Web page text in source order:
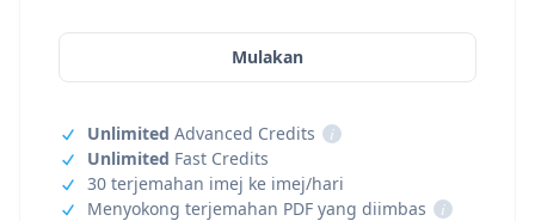
Mulakan
Unlimited Advanced Credits
i
Unlimited Fast Credits
30 terjemahan imej ke imej/hari
Menyokong terjemahan PDF yang diimbas
i